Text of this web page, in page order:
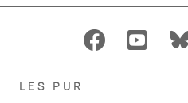
LES PUR